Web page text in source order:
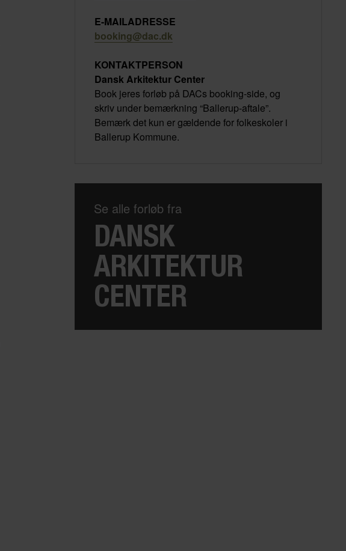
E-MAILADRESSE
booking@dac.dk
KONTAKTPERSON
Dansk Arkitektur Center
Book jeres forløb på DACs booking-side, og
skriv under bemærkning “Ballerup-aftale”.
Bemærk det kun er gældende for folkeskoler i
Ballerup Kommune.
Se alle forløb fra
DANSK
ARKITEKTUR
CENTER